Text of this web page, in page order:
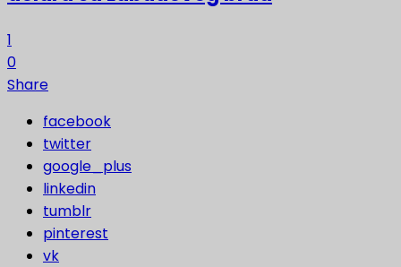
1
0
Share
facebook
twitter
google_plus
linkedin
tumblr
pinterest
vk